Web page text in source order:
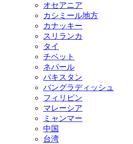
オセアニア
カシミール地方
カナッキー
スリランカ
タイ
チベット
ネパール
パキスタン
バングラディッシュ
フィリピン
マレーシア
ミャンマー
中国
台湾